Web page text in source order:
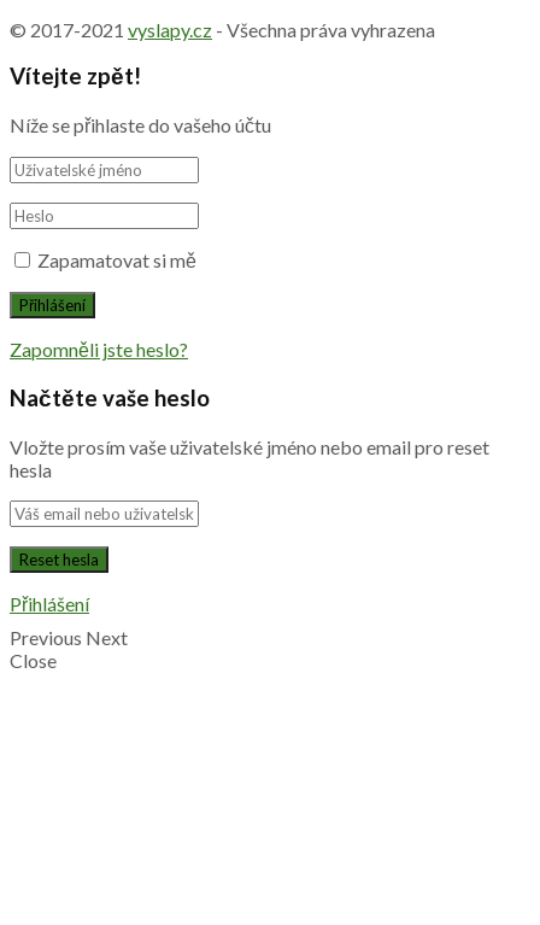
© 2017-2021 vyslapy.cz - Všechna práva vyhrazena
Vítejte zpět!
Níže se přihlaste do vašeho účtu
Zapamatovat si mě
Zapomněli jste heslo?
Načtěte vaše heslo
Vložte prosím vaše uživatelské jméno nebo email pro reset
hesla
Přihlášení
Previous Next
Close